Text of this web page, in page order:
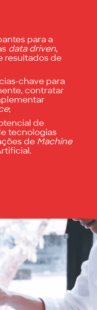
para a
data driven,
resultados de
chave para
contratar
;
de
tecnologias
de Machine